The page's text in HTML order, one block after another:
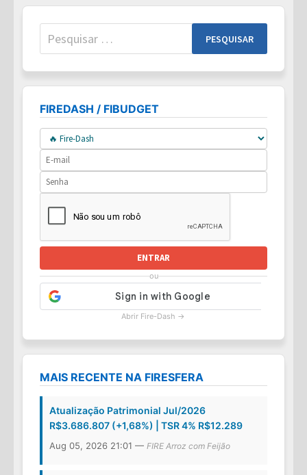
Pesquisar
por:
FIREDASH / FIBUDGET
ENTRAR
ou
Abrir Fire-Dash →
MAIS RECENTE NA FIRESFERA
Atualização Patrimonial Jul/2026
R$3.686.807 (+1,68%) | TSR 4% R$12.289
Aug 05, 2026 21:01 — FIRE Arroz com Feijão